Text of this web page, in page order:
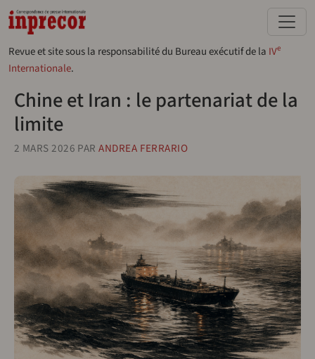
Aller au contenu principal
Revue et site sous la responsabilité du Bureau exécutif de la IVe
Internationale.
Chine et Iran : le partenariat de la
limite
2 MARS 2026 PARANDREA FERRARIO